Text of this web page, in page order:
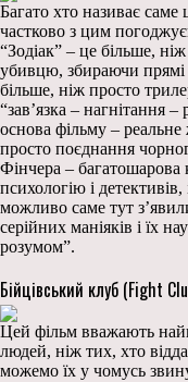
Багато хто називає
частково з цим
“Зодіак” – це більше,
убивцю, збираючи прямі
більше, ніж просто
“зав’язка – нагнітання
основа фільму –
просто поєднання
Фінчера – багатошарова
психологію і
можливо саме тут
серійних маніяків і їх
розумом”.
Бійцівський клуб (Fight
Цей фільм вважають
людей, ніж тих, хто
можемо їх у чомусь